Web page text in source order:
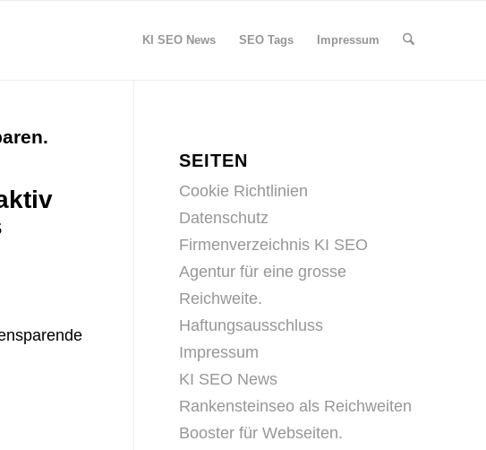
KI SEO News SEO Tags Impressum
SEITEN
Cookie Richtlinien
Datenschutz
Firmenverzeichnis KI SEO
Agentur für eine grosse
Reichweite.
Haftungsausschluss
Impressum
KI SEO News
Rankensteinseo als Reichweiten
Booster für Webseiten.